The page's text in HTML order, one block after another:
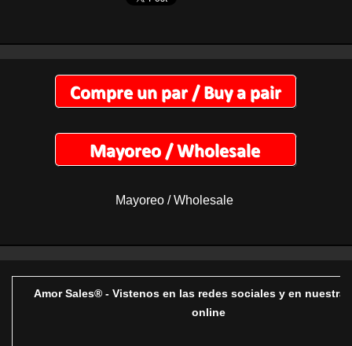
Mayoreo / Wholesale
Amor Sales® - Vistenos en las redes sociales y en nuestra
online